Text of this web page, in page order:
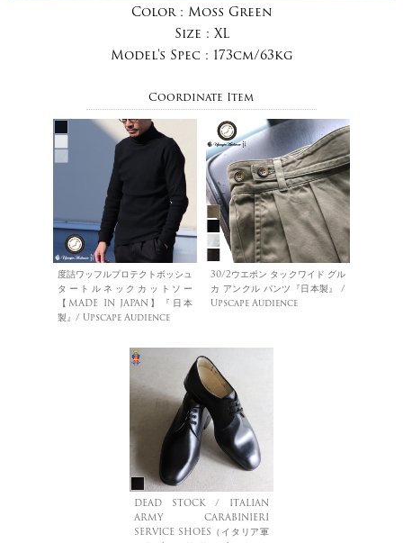
Color : Moss Green
Size : XL
Model's Spec : 173cm/63kg
Coordinate Item
度詰ワッフルプロテクトボッシュ
タートルネックカットソー
【MADE IN JAPAN】『日本
製』/ Upscape Audience
30/2ウエポン タックワイド グル
カ アンクル パンツ『日本製』 /
Upscape Audience
DEAD STOCK / ITALIAN
ARMY CARABINIERI
SERVICE SHOES（イタリア軍